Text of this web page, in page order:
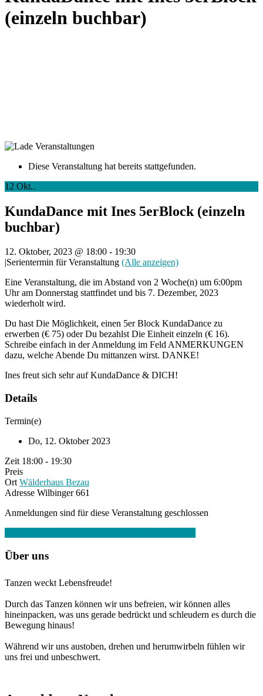
(einzeln buchbar)
Diese Veranstaltung hat bereits stattgefunden.
12 Okt..
KundaDance mit Ines 5erBlock (einzeln
buchbar)
12. Oktober, 2023 @ 18:00 - 19:30
|Serientermin für Veranstaltung (Alle anzeigen)
Eine Veranstaltung, die im Abstand von 2 Woche(n) um 6:00pm
Uhr am Donnerstag stattfindet und bis 7. Dezember, 2023
wiederholt wird.
Du hast Die Möglichkeit, einen 5er Block KundaDance zu
erwerben (€ 75) oder Du bezahlst Die Einheit einzeln (€ 16).
Schreibe einfach in der Anmeldung im Feld ANMERKUNGEN
dazu, welche Abende Du mittanzen wirst. DANKE!
Ines freut sich sehr auf KundaDance & DICH!
Details
Termin(e)
Do, 12. Oktober 2023
Zeit 18:00 - 19:30
Preis
Ort Wälderhaus Bezau
Adresse Wilbinger 661
Anmeldungen sind für diese Veranstaltung geschlossen
Über uns
Tanzen weckt Lebensfreude!
Durch das Tanzen können wir uns befreien, wir können alles
hineinpacken, was uns gerade bedrückt und schleudern es durch die
Bewegung hinaus!
Während wir uns austoben, drehen und herumwirbeln fühlen wir
uns frei und unbeschwert.